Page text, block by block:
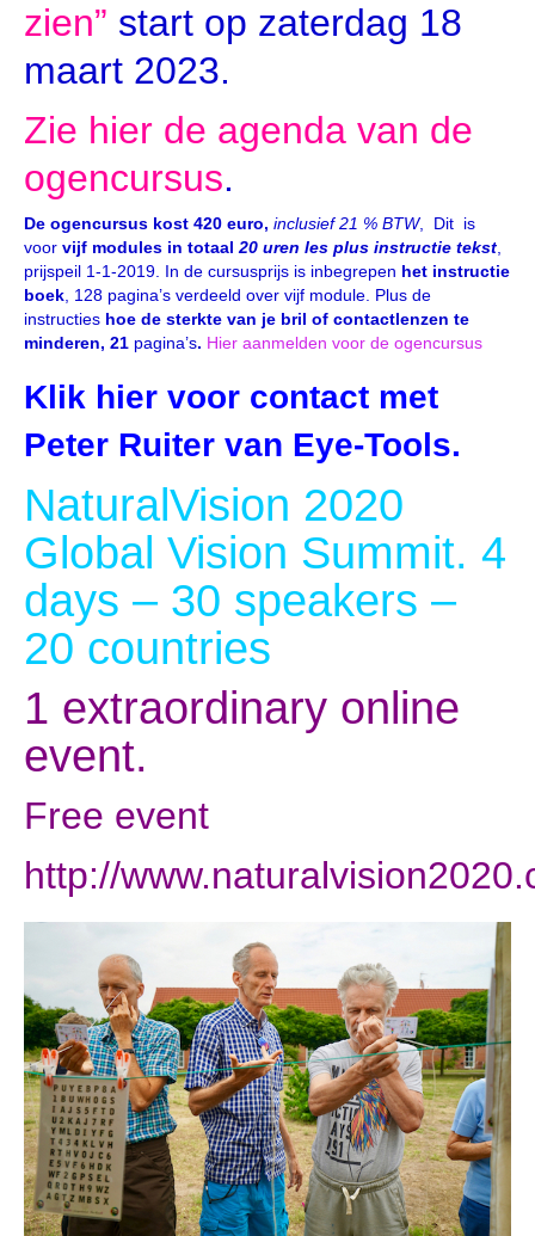
zien” start op zaterdag 18
maart 2023.
Zie hier de agenda van de
ogencursus.
De ogencursus kost 420 euro, inclusief 21 % BTW, Dit is
voor vijf modules in totaal20 uren les plus instructie tekst,
prijspeil 1-1-2019. In de cursusprijs is inbegrepen het instructie
boek, 128 pagina’s verdeeld over vijf module. Plus de
instructies hoe de sterkte van je bril of contactlenzen te
minderen, 21 pagina’s. Hier aanmelden voor de ogencursus
Klik hier voor contact met
Peter Ruiter van Eye-Tools.
NaturalVision 2020
Global Vision Summit. 4
days – 30 speakers –
20 countries
1 extraordinary online
event.
Free event
http://